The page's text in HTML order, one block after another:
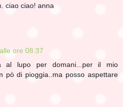
ciao ciao! anna
ore 08:37
al lupo per domani...per il mio
pò di pioggia..ma posso aspettare